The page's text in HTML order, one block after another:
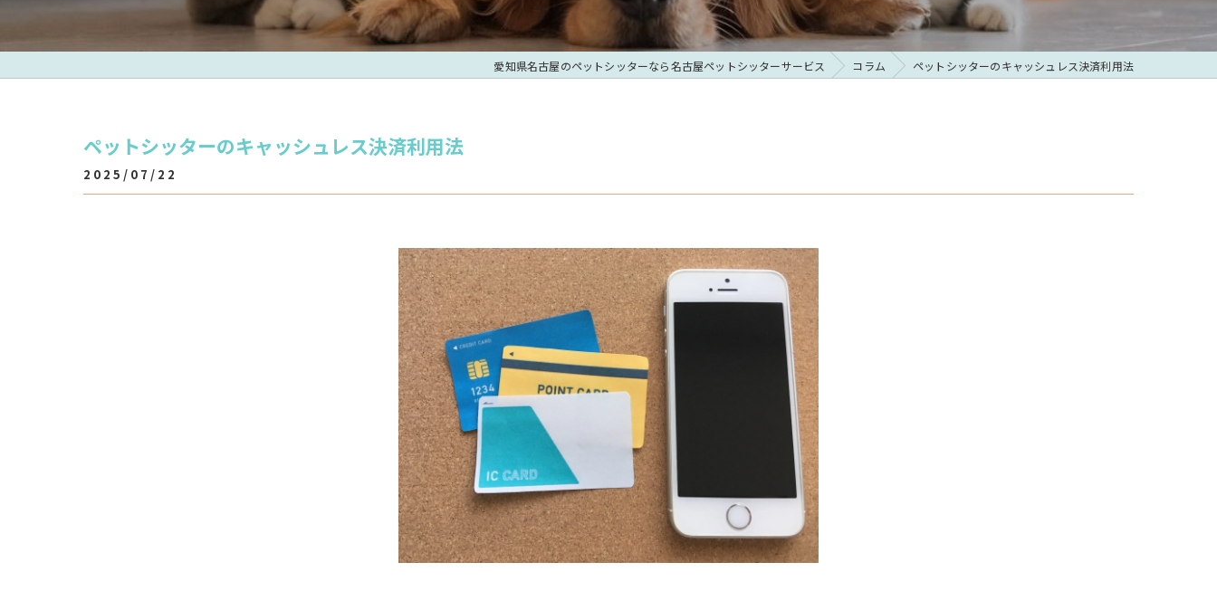
愛知県名古屋のペットシッターなら名古屋ペットシッターサービス コラム ペットシッターのキャッシュレス決済利用法
ペットシッターのキャッシュレス決済利用法
2025/07/22